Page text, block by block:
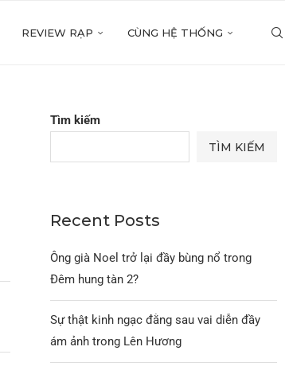
REVIEW RẠP CÙNG HỆ THỐNG
Tìm kiếm
TÌM KIẾM
Recent Posts
Ông già Noel trở lại đầy bùng nổ trong
Đêm hung tàn 2?
Sự thật kinh ngạc đằng sau vai diễn đầy
ám ảnh trong Lên Hương